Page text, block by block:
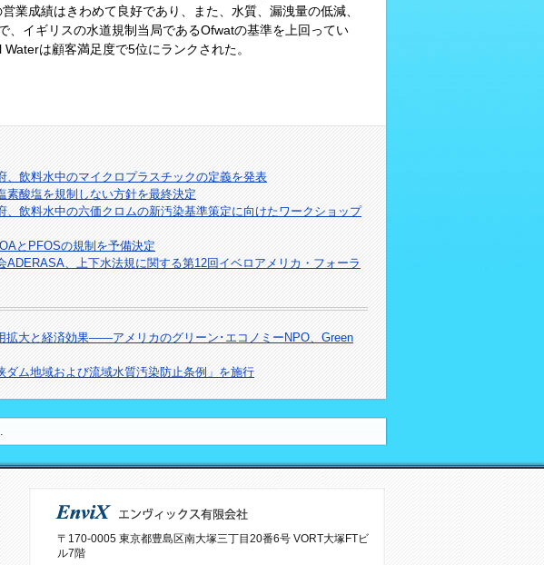
業成績はきわめて良好であり、また、水質、漏洩量の低減、
、イギリスの水道規制当局であるOfwatの基準を上回ってい
は顧客満足度で5位にランクされた。
、飲料水中のマイクロプラスチックの定義を発表
素酸塩を規制しない方針を最終決定
、飲料水中の六価クロムの新汚染基準策定に向けたワークショップ
とPFOSの規制を予備決定
ADERASA、上下水法規に関する第12回イベロアメリカ・フォーラ
拡大と経済効果――アメリカのグリーン･エコノミーNPO、Green
ダム地域および流域水質汚染防止条例」を施行
〒170-0005 東京都豊島区南大塚三丁目20番6号 VORT大塚FTビ
ル7階